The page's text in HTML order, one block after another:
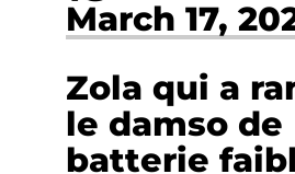
March 17,
Zola qui a
le damso de
batterie